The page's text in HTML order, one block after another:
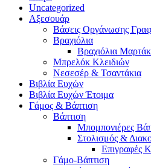
Uncategorized
Αξεσουάρ
Βάσεις Οργάνωσης
Βραχιόλια
Βραχιόλια
Μπρελόκ Κλειδιών
Νεσεσέρ & Τσαντάκια
Βιβλία Ευχών
Βιβλία Ευχών Έτοιμα
Γάμος & Βάπτιση
Βάπτιση
Μπομπονιέρες
Στολισμός &
Επιγραφές
Γάμο-Βάπτιση